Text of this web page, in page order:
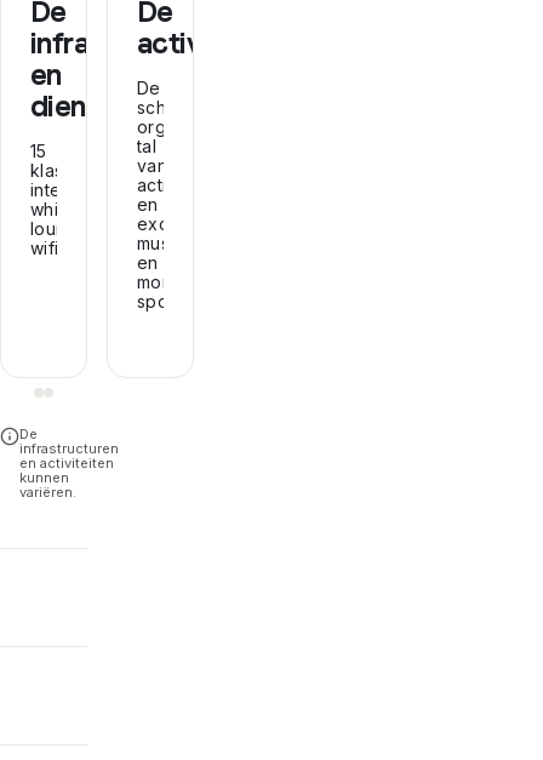
De
infrastructuur
en
diensten
15
klaslokalen,
interactieve
whiteboards,
lounge,
wifi...
De
activiteiten
De
school
organiseert
tal
van
activiteiten
en
excursies:
museum-
en
monumentbezoeken,
sportactiviteiten...
De
infrastructuren
en activiteiten
kunnen
variëren.